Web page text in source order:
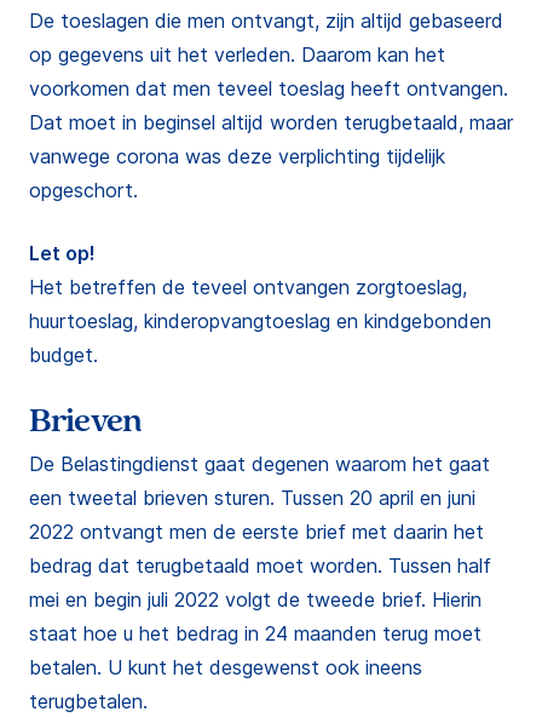
De toeslagen die men ontvangt, zijn altijd gebaseerd
op gegevens uit het verleden. Daarom kan het
voorkomen dat men teveel toeslag heeft ontvangen.
Dat moet in beginsel altijd worden terugbetaald, maar
vanwege corona was deze verplichting tijdelijk
opgeschort.
Let op!
Het betreffen de teveel ontvangen zorgtoeslag,
huurtoeslag, kinderopvangtoeslag en kindgebonden
budget.
Brieven
De Belastingdienst gaat degenen waarom het gaat
een tweetal brieven sturen. Tussen 20 april en juni
2022 ontvangt men de eerste brief met daarin het
bedrag dat terugbetaald moet worden. Tussen half
mei en begin juli 2022 volgt de tweede brief. Hierin
staat hoe u het bedrag in 24 maanden terug moet
betalen. U kunt het desgewenst ook ineens
terugbetalen.